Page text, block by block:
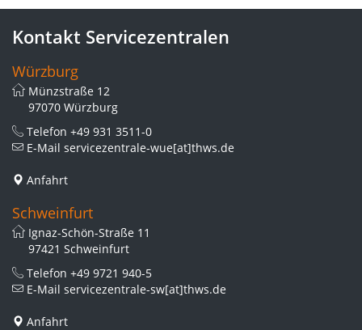
Kontakt Servicezentralen
Würzburg
Münzstraße 12
97070 Würzburg
Telefon +49 931 3511-0
E-Mail servicezentrale-wue[at]thws.de
Anfahrt
Schweinfurt
Ignaz-Schön-Straße 11
97421 Schweinfurt
Telefon +49 9721 940-5
E-Mail servicezentrale-sw[at]thws.de
Anfahrt